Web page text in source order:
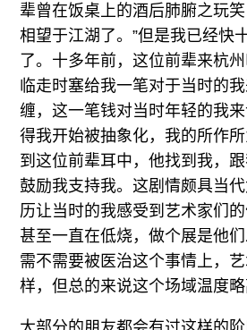
辈曾在饭桌上的酒后肺腑之玩
相望于江湖了。”但是我已经快
了。十多年前，这位前辈来杭
临走时塞给我一笔对于当时的
缠，这一笔钱对当时年轻的我
得我开始被抽象化，我的所作
到这位前辈耳中，他找到我，
鼓励我支持我。这剧情颇具当
历让当时的我感受到艺术家们
甚至一直在低烧，做个展是他
需不需要被医治这个事情上，
样，但总的来说这个场域温度略